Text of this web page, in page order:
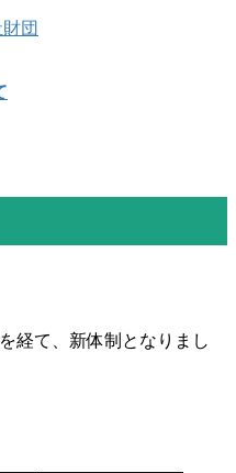
経て、新体制となりまし